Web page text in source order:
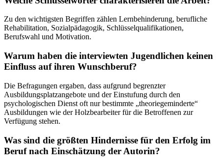
Zu den wichtigsten Begriffen zählen Lernbehinderung, berufliche
Rehabilitation, Sozialpädagogik, Schlüsselqualifikationen,
Berufswahl und Motivation.
Warum haben die interviewten Jugendlichen keinen
Einfluss auf ihren Wunschberuf?
Die Befragungen ergaben, dass aufgrund begrenzter
Ausbildungsplatzangebote und der Einstufung durch den
psychologischen Dienst oft nur bestimmte „theoriegeminderte“
Ausbildungen wie der Holzbearbeiter für die Betroffenen zur
Verfügung stehen.
Was sind die größten Hindernisse für den Erfolg im
Beruf nach Einschätzung der Autorin?